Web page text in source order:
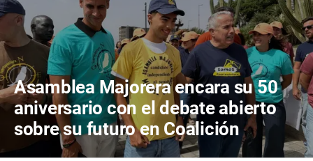
Asamblea Majorera encara su 50
aniversario con el debate abierto
sobre su futuro en Coalición
Canaria